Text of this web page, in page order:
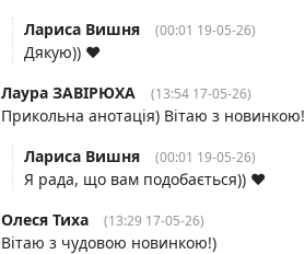
Лариса Вишня
(00:01 19-05-26)
Дякую)) ❤️
Лаура ЗАВІРЮХА
(13:54 17-05-26)
Прикольна анотація) Вітаю з новинкою!
Лариса Вишня
(00:01 19-05-26)
Я рада, що вам подобається)) ❤️
Олеся Тиха
(13:29 17-05-26)
Вітаю з чудовою новинкою!)